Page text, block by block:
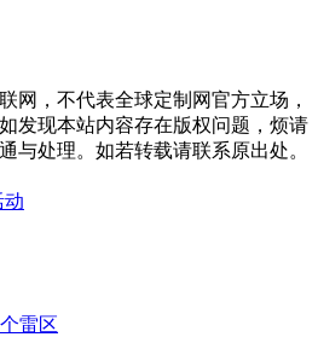
网，不代表全球定制网官方立场，
发现本站内容存在版权问题，烦请
与处理。如若转载请联系原出处。
动
雷区